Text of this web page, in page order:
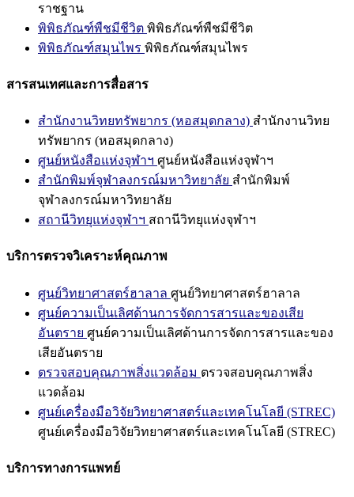
ราชฐาน
พิพิธภัณฑ์พืชมีชีวิต พิพิธภัณฑ์พืชมีชีวิต
พิพิธภัณฑ์สมุนไพร พิพิธภัณฑ์สมุนไพร
สารสนเทศและการสื่อสาร
สำนักงานวิทยทรัพยากร (หอสมุดกลาง) สำนักงานวิทย
ทรัพยากร (หอสมุดกลาง)
ศูนย์หนังสือแห่งจุฬาฯ ศูนย์หนังสือแห่งจุฬาฯ
สำนักพิมพ์จุฬาลงกรณ์มหาวิทยาลัย สำนักพิมพ์
จุฬาลงกรณ์มหาวิทยาลัย
สถานีวิทยุแห่งจุฬาฯ สถานีวิทยุแห่งจุฬาฯ
บริการตรวจวิเคราะห์คุณภาพ
ศูนย์วิทยาศาสตร์ฮาลาล ศูนย์วิทยาศาสตร์ฮาลาล
ศูนย์ความเป็นเลิศด้านการจัดการสารและของเสีย
อันตราย ศูนย์ความเป็นเลิศด้านการจัดการสารและของ
เสียอันตราย
ตรวจสอบคุณภาพสิ่งแวดล้อม ตรวจสอบคุณภาพสิ่ง
แวดล้อม
ศูนย์เครื่องมือวิจัยวิทยาศาสตร์และเทคโนโลยี (STREC)
ศูนย์เครื่องมือวิจัยวิทยาศาสตร์และเทคโนโลยี (STREC)
บริการทางการแพทย์